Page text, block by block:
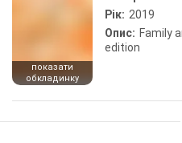
показати
обкладинку
Рік: 2019
Опис: Family
edition